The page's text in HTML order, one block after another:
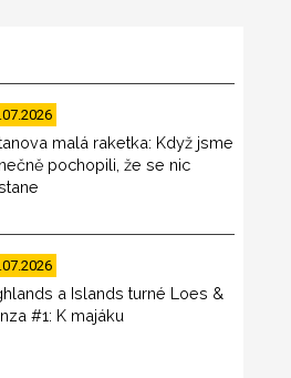
malá raketka: Když jsme
pochopili, že se nic
a Islands turné Loes &
#1: K majáku